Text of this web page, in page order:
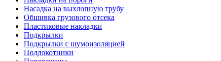
Насадка на выхлопную трубу
Обшивка грузового отсека
Пластиковые накладки
Подкрылки
Подкрылки с шумоизоляцией
Подлокотники